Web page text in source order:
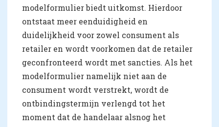
modelformulier biedt uitkomst. Hierdoor
ontstaat meer eenduidigheid en
duidelijkheid voor zowel consument als
retailer en wordt voorkomen dat de retailer
geconfronteerd wordt met sancties. Als het
modelformulier namelijk niet aan de
consument wordt verstrekt, wordt de
ontbindingstermijn verlengd tot het
moment dat de handelaar alsnog het